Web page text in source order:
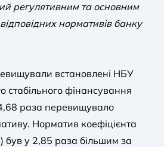
регулятивним та основним
нормативів банку
встановлені НБУ
стабільного фінансування
раза перевищувало
Норматив коефіцієнта
був у 2,85 раза більшим за